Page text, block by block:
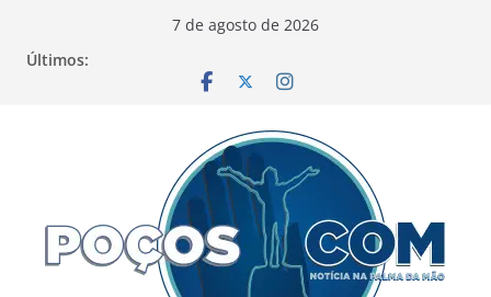
7 de agosto de 2026
Últimos: